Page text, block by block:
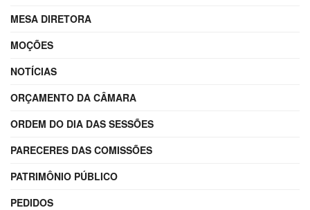
MESA DIRETORA
MOÇÕES
NOTÍCIAS
ORÇAMENTO DA CÂMARA
ORDEM DO DIA DAS SESSÕES
PARECERES DAS COMISSÕES
PATRIMÔNIO PÚBLICO
PEDIDOS